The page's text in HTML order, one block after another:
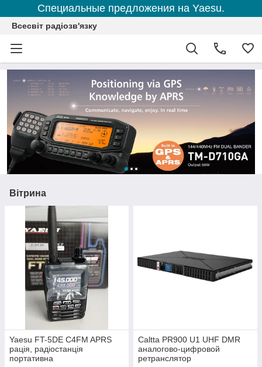
Специальные предложения на Yaesu.
Всесвіт радіозв'язку
Вітрина
Yaesu FT-5DE C4FM APRS
рація, радіостанція
портативна
Caltta PR900 U1 UHF DMR
аналогово-цифровой
ретранслятор